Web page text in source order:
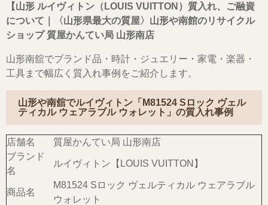
【山形 ルイヴィトン（LOUIS VUITTON）質入れ、ご融資
について｜〈山形県最大の質屋〉山形や南館のリサイクル
ショップ 質屋かんてい局 山形南店
山形南舘でブランド品・時計・ジュエリー・家電・楽器・
工具まで幅広く質入れ事例をご紹介します。
山形や南舘でルイヴィトン「M81524 Sロック ヴェル
ティカル ウェアラブル ウォレット」の質入れ事例
店舗名
質屋かんてい局 山形南店
ブランド
名
ルイヴィトン【LOUIS VUITTON】
商品名
M81524 Sロック ヴェルティカル ウェアラブル
ウォレット